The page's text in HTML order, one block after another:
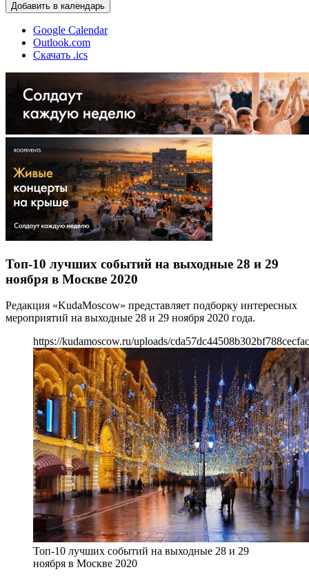
Добавить в календарь
Google Calendar
Outlook.com
Скачать .ics
Топ-10 лучших событий на выходные 28 и 29
ноября в Москве 2020
Редакция «KudaMoscow» представляет подборку интересных
мероприятий на выходные 28 и 29 ноября 2020 года.
https://kudamoscow.ru/uploads/
Топ-10 лучших событий на выходные 28 и 29
ноября в Москве 2020